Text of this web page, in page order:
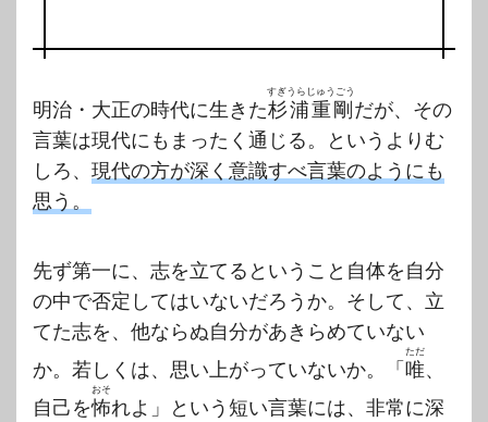
明治・大正の時代に生きた杉浦重剛
すぎうらじゅうごう
だが、その
言葉は現代にもまったく通じる。というよりむ
しろ、 現代の方が深く意識すべ言葉のようにも
思う。
先ず第一に、志を立てるということ自体を自分
の中で否定してはいないだろうか。そして、立
てた志を、他ならぬ自分があきらめていない
か。若しくは、思い上がっていないか。「 唯
ただ
、
自己を怖
おそ
れよ」という短い言葉には、非常に深